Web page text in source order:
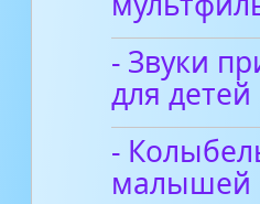
- Звуки
для детей
-
малышей